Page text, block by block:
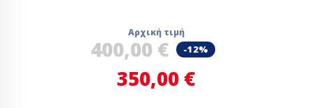
Αρχική τιμή
400,00 € -12%
350,00 €